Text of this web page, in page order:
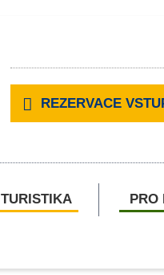
REZERVACE
TURISTIKA PRO